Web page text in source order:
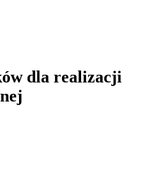
dla realizacji